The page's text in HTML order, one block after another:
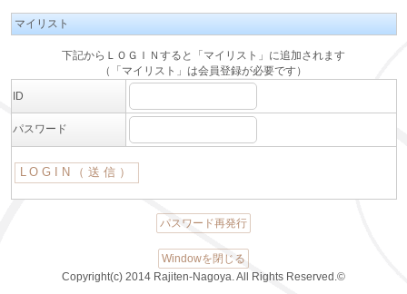
マイリスト
下記からＬＯＧＩＮすると「マイリスト」に追加されます
（「マイリスト」は会員登録が必要です）
ID
パスワード
パスワード再発行
Windowを閉じる
Copyright(c) 2014 Rajiten-Nagoya. All Rights Reserved.©